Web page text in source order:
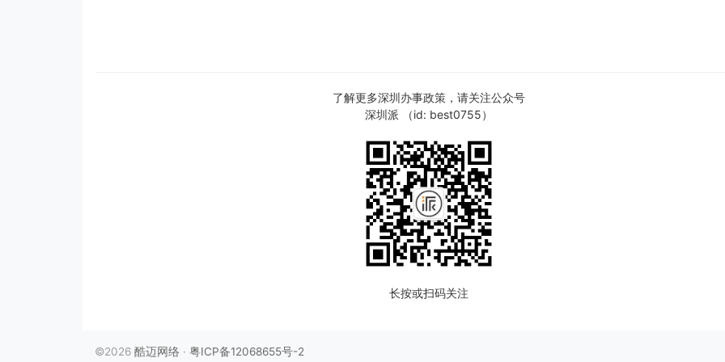
了解更多深圳办事政策，请关注公众号
深圳派 （id: best0755）
长按或扫码关注
©2026 酷迈网络 · 粤ICP备12068655号-2